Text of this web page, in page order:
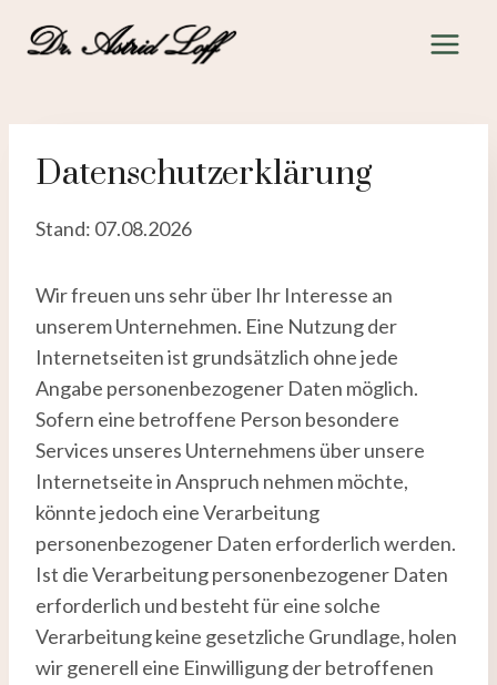
Inhalt
Datenschutzerklärung
Stand: 07.08.2026
Wir freuen uns sehr über Ihr Interesse an
unserem Unternehmen. Eine Nutzung der
Internetseiten ist grundsätzlich ohne jede
Angabe personenbezogener Daten möglich.
Sofern eine betroffene Person besondere
Services unseres Unternehmens über unsere
Internetseite in Anspruch nehmen möchte,
könnte jedoch eine Verarbeitung
personenbezogener Daten erforderlich werden.
Ist die Verarbeitung personenbezogener Daten
erforderlich und besteht für eine solche
Verarbeitung keine gesetzliche Grundlage, holen
wir generell eine Einwilligung der betroffenen